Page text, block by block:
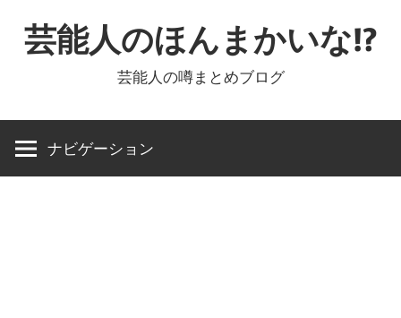
ツ
芸能人のほんまかいな!?
芸能人の噂まとめブログ
ナビゲーション